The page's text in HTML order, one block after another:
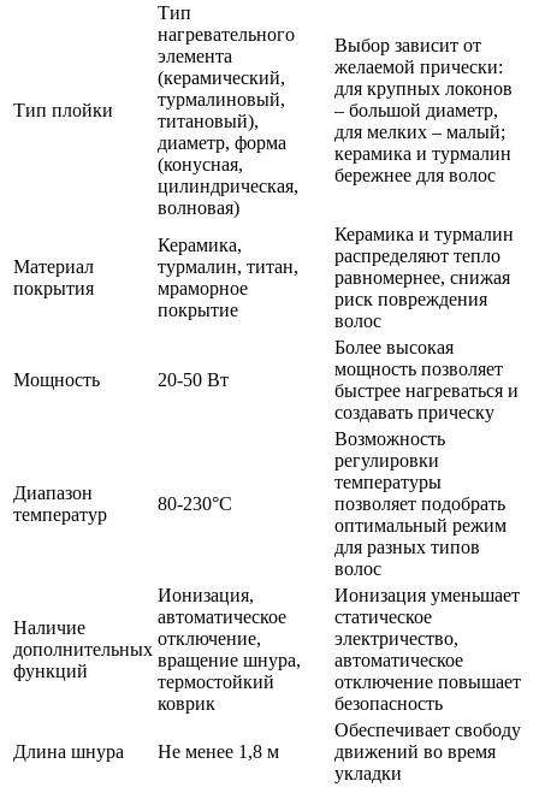
Тип плойки
Тип
нагревательного
элемента
(керамический,
турмалиновый,
титановый),
диаметр, форма
(конусная,
цилиндрическая,
волновая)
Выбор зависит от
желаемой прически:
для крупных локонов
– большой диаметр,
для мелких – малый;
керамика и турмалин
бережнее для волос
Материал
покрытия
Керамика,
турмалин, титан,
мраморное
покрытие
Керамика и турмалин
распределяют тепло
равномернее, снижая
риск повреждения
волос
Мощность 20-50 Вт
Более высокая
мощность позволяет
быстрее нагреваться и
создавать прическу
Диапазон
температур
80-230°C
Возможность
регулировки
температуры
позволяет подобрать
оптимальный режим
для разных типов
волос
Наличие
дополнительных
функций
Ионизация,
автоматическое
отключение,
вращение шнура,
термостойкий
коврик
Ионизация уменьшает
статическое
электричество,
автоматическое
отключение повышает
безопасность
Длина шнура Не менее 1,8 м
Обеспечивает свободу
движений во время
укладки